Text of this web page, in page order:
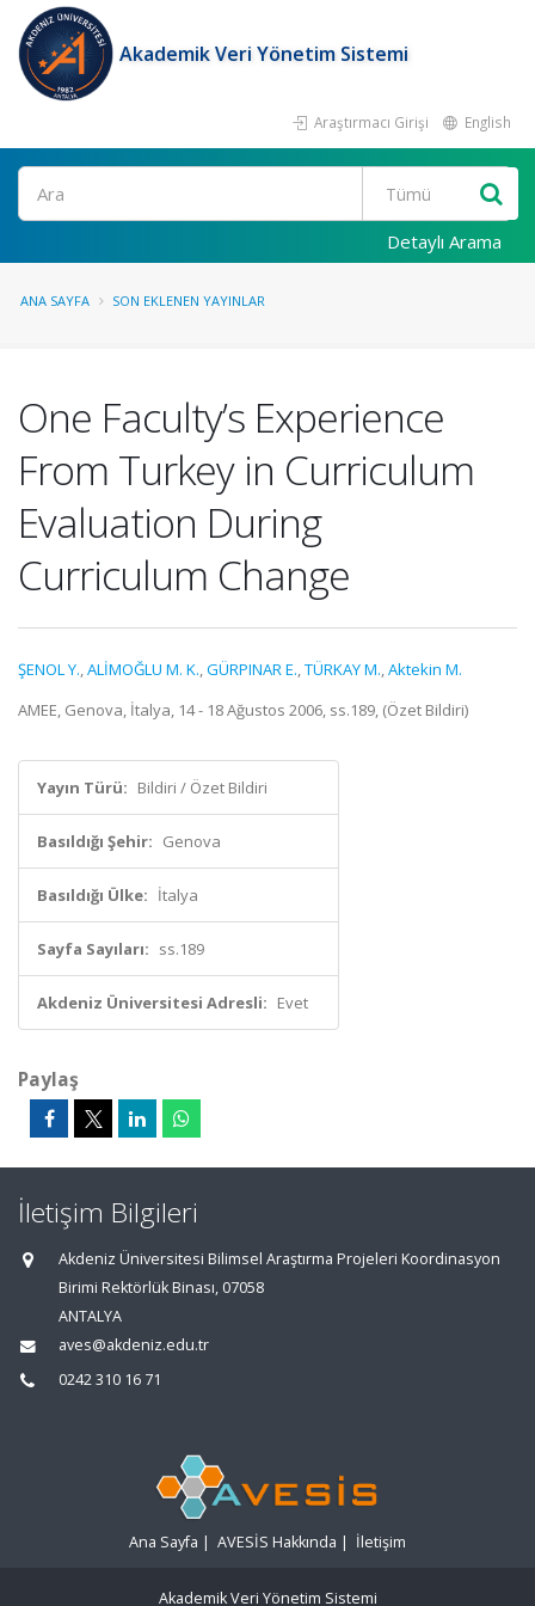
Akademik Veri Yönetim Sistemi
Araştırmacı Girişi English
Ara
Detaylı Arama
ANA SAYFA SON EKLENEN YAYINLAR
One Faculty’s Experience
From Turkey in Curriculum
Evaluation During
Curriculum Change
ŞENOL Y.,ALİMOĞLU M. K.,GÜRPINAR E.,TÜRKAY M.,Aktekin M.
AMEE, Genova, İtalya, 14 - 18 Ağustos 2006, ss.189, (Özet Bildiri)
Yayın Türü: Bildiri / Özet Bildiri
Basıldığı Şehir: Genova
Basıldığı Ülke: İtalya
Sayfa Sayıları: ss.189
Akdeniz Üniversitesi Adresli: Evet
Paylaş
İletişim Bilgileri
Akdeniz Üniversitesi Bilimsel Araştırma Projeleri Koordinasyon
Birimi Rektörlük Binası, 07058
ANTALYA
aves@akdeniz.edu.tr
0242 310 16 71
Ana Sayfa | AVESİS Hakkında | İletişim
Akademik Veri Yönetim Sistemi